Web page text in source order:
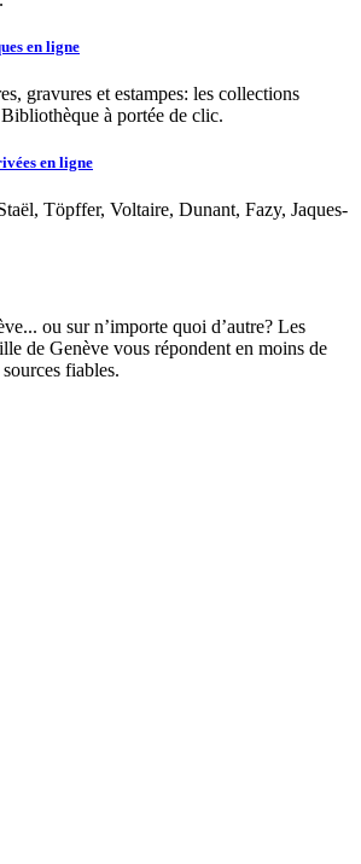
en ligne
gravures et estampes: les collections
à portée de clic.
en ligne
Töpffer, Voltaire, Dunant, Fazy, Jaques-
ou sur n’importe quoi d’autre? Les
de Genève vous répondent en moins de
fiables.